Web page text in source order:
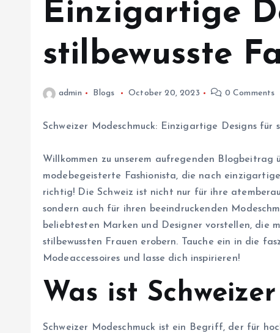
Einzigartige
stilbewusste
admin Blogs October 20, 2023 0 Comments
Schweizer Modeschmuck: Einzigartige Designs für
Willkommen zu unserem aufregenden Blogbeitrag
modebegeisterte Fashionista, die nach
richtig! Die Schweiz ist nicht nur für ihre
sondern auch für ihren beeindruckenden
beliebtesten Marken und Designer vorstellen, die
stilbewussten Frauen erobern. Tauche ein in die
Modeaccessoires und lasse dich inspirieren!
Was ist
Schweizer Modeschmuck ist ein Begriff, der für